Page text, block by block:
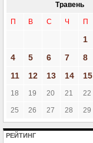
Травень
П В С Ч П
1
4
5 6 7 8
11
12 13 14 15
18 19 20 21 22
25 26 27 28 29
РЕЙТИНГ